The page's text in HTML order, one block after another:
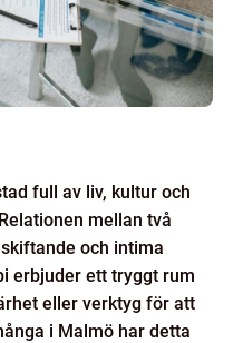
full av liv, kultur och
mellan två
och intima
erbjuder ett tryggt rum
eller verktyg för att
i Malmö har detta